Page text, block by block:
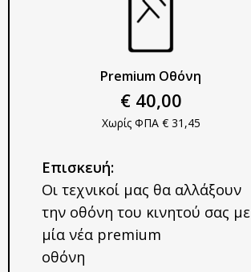
Premium Οθόνη​
€ 40,00
Χωρίς ΦΠΑ € 31,45
Επισκευή:
Οι τεχνικοί μας θα αλλάξουν
την οθόνη του κινητού σας με
μία νέα premium
οθόνη